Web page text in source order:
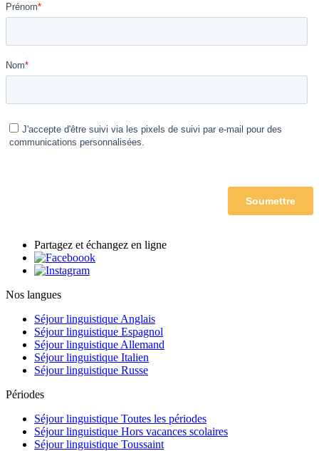
Partagez et échangez en ligne
Nos langues
Séjour linguistique Anglais
Séjour linguistique Espagnol
Séjour linguistique Allemand
Séjour linguistique Italien
Séjour linguistique Russe
Périodes
Séjour linguistique Toutes les périodes
Séjour linguistique Hors vacances scolaires
Séjour linguistique Toussaint